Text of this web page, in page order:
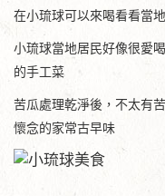
在小琉球可以來喝看看當
小琉球當地居民好像很愛
的手工菜
苦瓜處理乾淨後，不太有
懷念的家常古早味